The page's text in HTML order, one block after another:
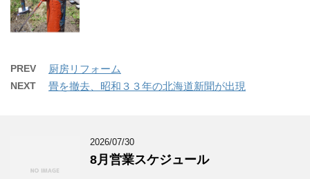
PREV 厨房リフォーム
NEXT 畳を撤去、昭和３３年の北海道新聞が出現
2026/07/30
8月営業スケジュール